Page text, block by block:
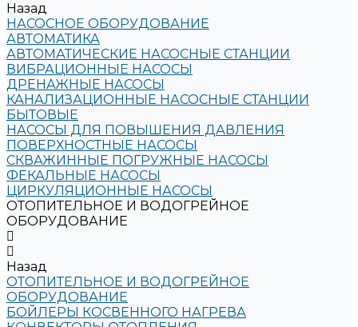
Назад
НАСОСНОЕ ОБОРУДОВАНИЕ
АВТОМАТИКА
АВТОМАТИЧЕСКИЕ НАСОСНЫЕ СТАНЦИИ
ВИБРАЦИОННЫЕ НАСОСЫ
ДРЕНАЖНЫЕ НАСОСЫ
КАНАЛИЗАЦИОННЫЕ НАСОСНЫЕ СТАНЦИИ
БЫТОВЫЕ
НАСОСЫ ДЛЯ ПОВЫШЕНИЯ ДАВЛЕНИЯ
ПОВЕРХНОСТНЫЕ НАСОСЫ
СКВАЖИННЫЕ ПОГРУЖНЫЕ НАСОСЫ
ФЕКАЛЬНЫЕ НАСОСЫ
ЦИРКУЛЯЦИОННЫЕ НАСОСЫ
ОТОПИТЕЛЬНОЕ И ВОДОГРЕЙНОЕ
ОБОРУДОВАНИЕ
Назад
ОТОПИТЕЛЬНОЕ И ВОДОГРЕЙНОЕ
ОБОРУДОВАНИЕ
БОЙЛЕРЫ КОСВЕННОГО НАГРЕВА